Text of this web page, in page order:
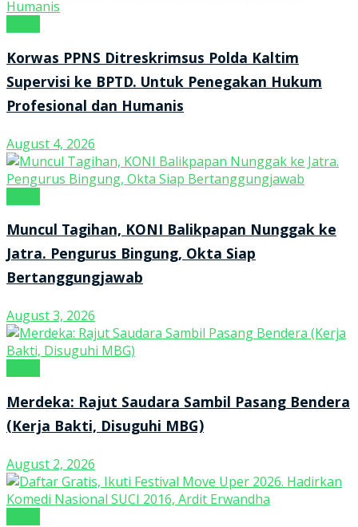
Korwas PPNS Ditreskrimsus Polda Kaltim
Supervisi ke BPTD. Untuk Penegakan Hukum
Profesional dan Humanis
August 4, 2026
Muncul Tagihan, KONI Balikpapan Nunggak ke
Jatra. Pengurus Bingung, Okta Siap
Bertanggungjawab
August 3, 2026
Merdeka: Rajut Saudara Sambil Pasang Bendera
(Kerja Bakti, Disuguhi MBG)
August 2, 2026